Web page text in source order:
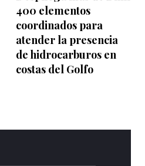
400 elementos
coordinados para
atender la presencia
de hidrocarburos en
costas del Golfo